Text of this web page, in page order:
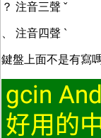
？ 注音三聲 ˇ
、 注音四聲 ˋ
鍵盤上面不是有寫